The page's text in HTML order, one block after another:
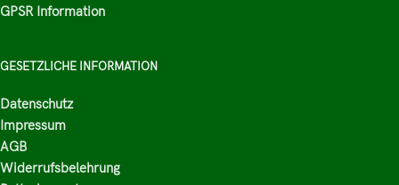
GPSR Information
GESETZLICHE INFORMATION
Datenschutz
Impressum
AGB
Widerrufsbelehrung